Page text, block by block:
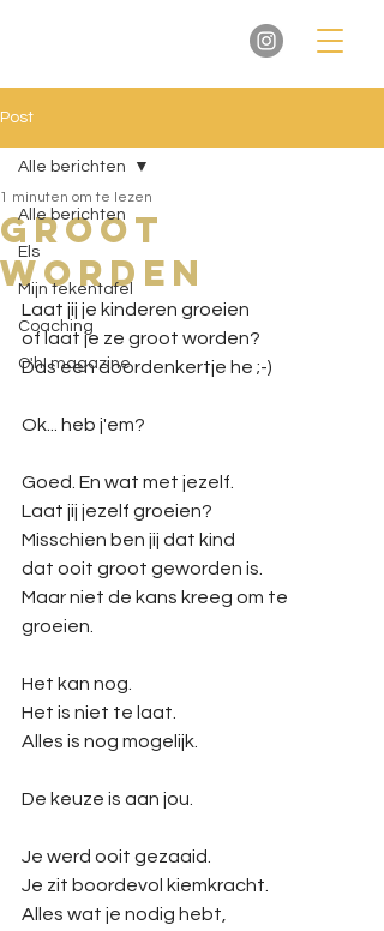
Post
Alle berichten
Els
Mijn tekentafel
Coaching
O'h! magazine
Alle berichten
Groot
worden
1 minuten om te lezen
Laat jij je kinderen groeien
of laat je ze groot worden?
Das een doordenkertje he ;-)
Ok... heb j'em?
Goed. En wat met jezelf.
Laat jij jezelf groeien?
Misschien ben jij dat kind
dat ooit groot geworden is.
Maar niet de kans kreeg om te
groeien.
Het kan nog.
Het is niet te laat.
Alles is nog mogelijk.
De keuze is aan jou.
Je werd ooit gezaaid.
Je zit boordevol kiemkracht.
Alles wat je nodig hebt,